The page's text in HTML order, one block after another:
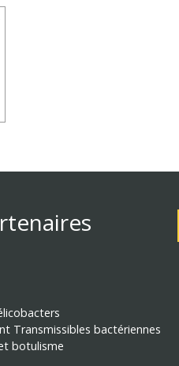
Transmissibles bactériennes
botulisme